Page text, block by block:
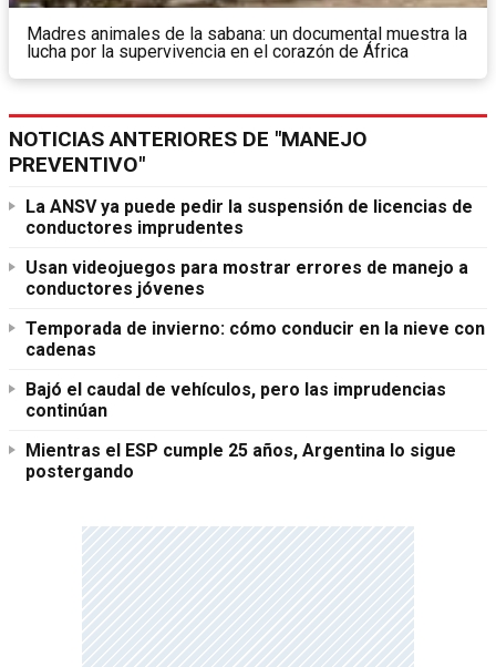
Madres animales de la sabana: un documental muestra la
lucha por la supervivencia en el corazón de África
NOTICIAS ANTERIORES DE "MANEJO
PREVENTIVO"
La ANSV ya puede pedir la suspensión de licencias de
conductores imprudentes
Usan videojuegos para mostrar errores de manejo a
conductores jóvenes
Temporada de invierno: cómo conducir en la nieve con
cadenas
Bajó el caudal de vehículos, pero las imprudencias
continúan
Mientras el ESP cumple 25 años, Argentina lo sigue
postergando